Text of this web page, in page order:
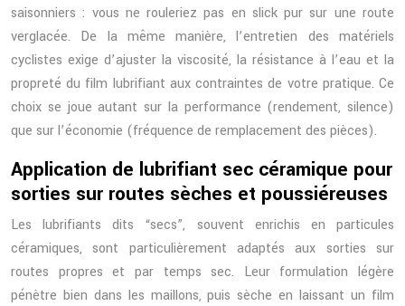
saisonniers : vous ne rouleriez pas en slick pur sur une route
verglacée. De la même manière, l’entretien des matériels
cyclistes exige d’ajuster la viscosité, la résistance à l’eau et la
propreté du film lubrifiant aux contraintes de votre pratique. Ce
choix se joue autant sur la performance (rendement, silence)
que sur l’économie (fréquence de remplacement des pièces).
Application de lubrifiant sec céramique pour
sorties sur routes sèches et poussiéreuses
Les lubrifiants dits “secs”, souvent enrichis en particules
céramiques, sont particulièrement adaptés aux sorties sur
routes propres et par temps sec. Leur formulation légère
pénètre bien dans les maillons, puis sèche en laissant un film